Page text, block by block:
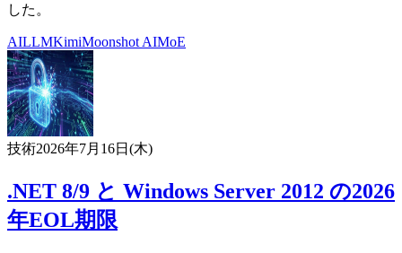
した。
AILLMKimiMoonshot AIMoE
技術2026年7月16日(木)
.NET 8/9 と Windows Server 2012 の2026
年EOL期限